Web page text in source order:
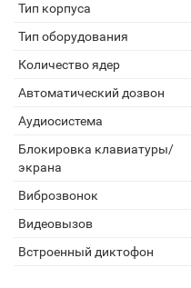
Тип корпуса
Тип оборудования
Количество ядер
Автоматический дозвон
Аудиосистема
Блокировка клавиатуры/
экрана
Виброзвонок
Видеовызов
Встроенный диктофон